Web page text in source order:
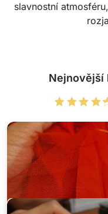
slavnostní
Nejnovější